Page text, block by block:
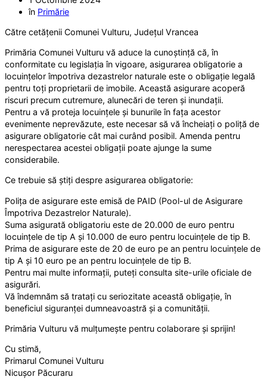
în Primărie
Către cetățenii Comunei Vulturu, Județul Vrancea
Primăria Comunei Vulturu vă aduce la cunoștință că, în
conformitate cu legislația în vigoare, asigurarea obligatorie a
locuințelor împotriva dezastrelor naturale este o obligație legală
pentru toți proprietarii de imobile. Această asigurare acoperă
riscuri precum cutremure, alunecări de teren și inundații.
Pentru a vă proteja locuințele și bunurile în fața acestor
evenimente neprevăzute, este necesar să vă încheiați o poliță de
asigurare obligatorie cât mai curând posibil. Amenda pentru
nerespectarea acestei obligații poate ajunge la sume
considerabile.
Ce trebuie să știți despre asigurarea obligatorie:
Polița de asigurare este emisă de PAID (Pool-ul de Asigurare
Împotriva Dezastrelor Naturale).
Suma asigurată obligatoriu este de 20.000 de euro pentru
locuințele de tip A și 10.000 de euro pentru locuințele de tip B.
Prima de asigurare este de 20 de euro pe an pentru locuințele de
tip A și 10 euro pe an pentru locuințele de tip B.
Pentru mai multe informații, puteți consulta site-urile oficiale de
asigurări.
Vă îndemnăm să tratați cu seriozitate această obligație, în
beneficiul siguranței dumneavoastră și a comunității.
Primăria Vulturu vă mulțumește pentru colaborare și sprijin!
Cu stimă,
Primarul Comunei Vulturu
Nicușor Păcuraru